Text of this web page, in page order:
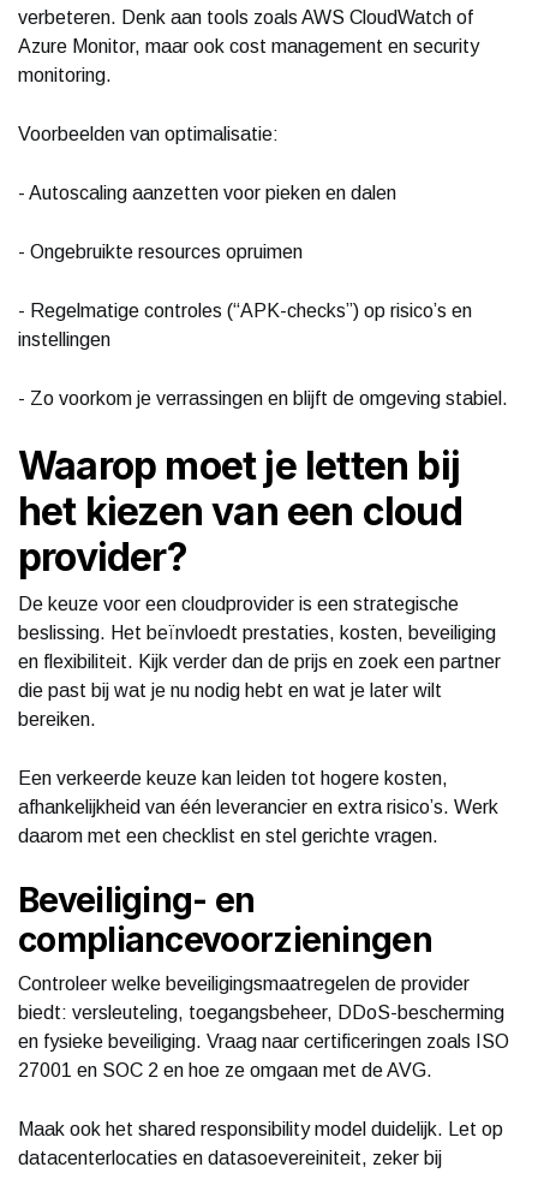
verbeteren. Denk aan tools zoals AWS CloudWatch of
Azure Monitor, maar ook cost management en security
monitoring.
Voorbeelden van optimalisatie:
- Autoscaling aanzetten voor pieken en dalen
- Ongebruikte resources opruimen
- Regelmatige controles (“APK-checks”) op risico’s en
instellingen
- Zo voorkom je verrassingen en blijft de omgeving stabiel.
Waarop moet je letten bij
het kiezen van een cloud
provider?
De keuze voor een cloudprovider is een strategische
beslissing. Het beïnvloedt prestaties, kosten, beveiliging
en flexibiliteit. Kijk verder dan de prijs en zoek een partner
die past bij wat je nu nodig hebt en wat je later wilt
bereiken.
Een verkeerde keuze kan leiden tot hogere kosten,
afhankelijkheid van één leverancier en extra risico’s. Werk
daarom met een checklist en stel gerichte vragen.
Beveiliging- en
compliancevoorzieningen
Controleer welke beveiligingsmaatregelen de provider
biedt: versleuteling, toegangsbeheer, DDoS-bescherming
en fysieke beveiliging. Vraag naar certificeringen zoals ISO
27001 en SOC 2 en hoe ze omgaan met de AVG.
Maak ook het shared responsibility model duidelijk. Let op
datacenterlocaties en datasoevereiniteit, zeker bij